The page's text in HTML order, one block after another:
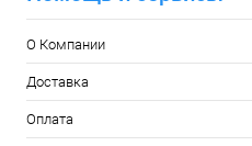
О Компании
Доставка
Оплата